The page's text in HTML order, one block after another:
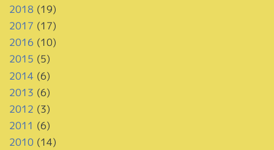
2018 (19)
2017 (17)
2016 (10)
2015 (5)
2014 (6)
2013 (6)
2012 (3)
2011 (6)
2010(14)